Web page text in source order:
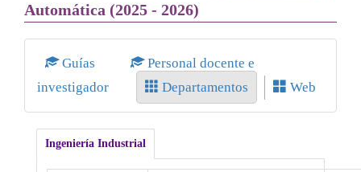
Automática (2025 - 2026)
Guías
Personal docente e
investigador
Departamentos Web
Ingeniería Industrial